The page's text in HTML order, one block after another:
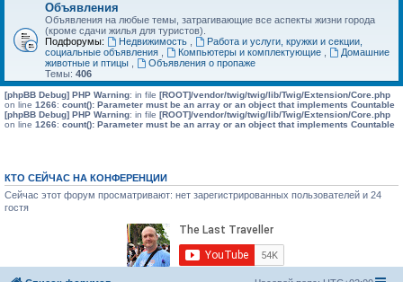
Объявления
Объявления на любые темы, затрагивающие все аспекты жизни города
(кроме сдачи жилья для туристов).
Подфорумы:
Недвижимость
Работа и услуги, кружки и секции,
социальные объявления
Компьютеры и комплектующие
Домашние
животные и птицы
Объявления о пропаже
Темы: 406
[phpBB Debug] PHP Warning: in file [ROOT]/vendor/twig/twig/lib/Twig/Extension/Core.php
on line 1266: count(): Parameter must be an array or an object that implements Countable
[phpBB Debug] PHP Warning: in file [ROOT]/vendor/twig/twig/lib/Twig/Extension/Core.php
on line 1266: count(): Parameter must be an array or an object that implements Countable
КТО СЕЙЧАС НА КОНФЕРЕНЦИИ
Сейчас этот форум просматривают: нет зарегистрированных пользователей и 24
гостя